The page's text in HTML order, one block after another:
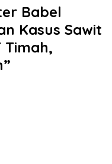
Babel
Kasus Sawit
Timah,